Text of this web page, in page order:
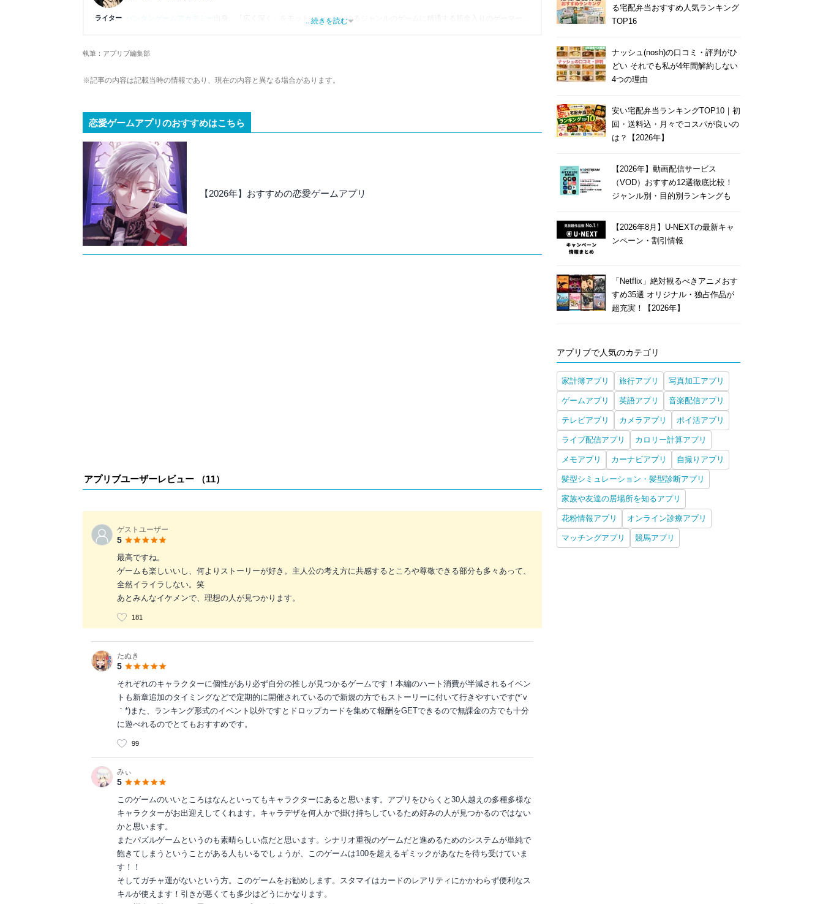
ライター
出身。「広く深く」をモットーに、あらゆるジャンルのゲームに精通する筋金入りのゲーマー。
や専門知識の深さは業界内でも高く評価されている。現在は、アプリブでゲーム関連のコンテンツを豊富に執筆中。
...続きを読む
執筆：アプリブ編集部
※記事の内容は記載当時の情報であり、現在の内容と異なる場合があります。
恋愛ゲームアプリのおすすめはこちら
【2026年】おすすめの恋愛ゲームアプリ
アプリブユーザーレビュー （11）
ゲストユーザー
5
最高ですね。
ゲームも楽しいいし、何よりストーリーが好き。主人公の考え方に共感するところや尊敬できる部分も多々あって、
全然イライラしない。笑
あとみんなイケメンで、理想の人が見つかります。
181
たぬき
5
それぞれのキャラクターに個性があり必ず自分の推しが見つかるゲームです！本編のハート消費が半減されるイベン
トも新章追加のタイミングなどで定期的に開催されているので新規の方でもストーリーに付いて行きやすいです(*´v
｀*)また、ランキング形式のイベント以外ですとドロップカードを集めて報酬をGETできるので無課金の方でも十分
に遊べれるのでとてもおすすめです。
99
みぃ
5
このゲームのいいところはなんといってもキャラクターにあると思います。アプリをひらくと30人越えの多種多様な
キャラクターがお出迎えしてくれます。キャラデザを何人かで掛け持ちしているため好みの人が見つかるのではない
かと思います。
またパズルゲームというのも素晴らしい点だと思います。シナリオ重視のゲームだと進めるためのシステムが単純で
飽きてしまうということがある人もいるでしょうが、このゲームは100を超えるギミックがあなたを待ち受けていま
す！！
そしてガチャ運がないという方。このゲームをお勧めします。スタマイはカードのレアリティにかかわらず便利なス
キルが使えます！引きが悪くても多少はどうにかなります。
る宅配弁当おすすめ人気ランキング
TOP16
ナッシュ(nosh)の口コミ・評判がひ
どい それでも私が4年間解約しない
4つの理由
安い宅配弁当ランキングTOP10｜初
回・送料込・月々でコスパが良いの
は？【2026年】
【2026年】動画配信サービス
（VOD）おすすめ12選徹底比較！
ジャンル別・目的別ランキングも
【2026年8月】U-NEXTの最新キャ
ンペーン・割引情報
「Netflix」絶対観るべきアニメおす
すめ35選 オリジナル・独占作品が
超充実！【2026年】
アプリブで人気のカテゴリ
家計簿アプリ 旅行アプリ 写真加工アプリ
ゲームアプリ 英語アプリ 音楽配信アプリ
テレビアプリ カメラアプリ ポイ活アプリ
ライブ配信アプリ カロリー計算アプリ
メモアプリ カーナビアプリ 自撮りアプリ
髪型シミュレーション・髪型診断アプリ
家族や友達の居場所を知るアプリ
花粉情報アプリ オンライン診療アプリ
マッチングアプリ 競馬アプリ